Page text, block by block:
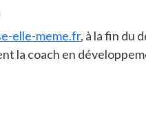
elle-meme.fr, à la fin du
la coach en